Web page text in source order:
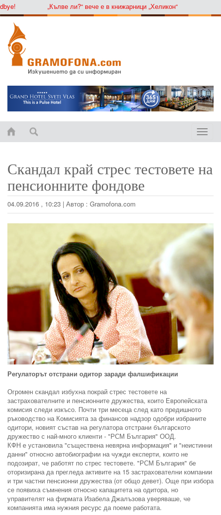
„Кълве ли?“ вече е в книжарници „Хеликон“
Toggle
Скандал край стрес тестовете на
пенсионните фондове
04.09.2016 , 10:23 | Автор : Gramofona.com
Регулаторът отстрани одитор заради фалшификации
Огромен скандал избухна покрай стрес тестовете на
застрахователните и пенсионните дружества, които Европейската
комисия следи изкъсо. Почти три месеца след като предишното
ръководство на Комисията за финансов надзор одобри избраните
одитори, новият състав на регулатора отстрани българското
дружество с най-много клиенти - "РСМ България" ООД.
КФН е установила "съществена невярна информация" и "неистинни
данни" относно автобиографии на чужди експерти, които не
подозират, че работят по стрес тестовете. "РСМ България" бе
оторизирана да прегледа активите на 15 застрахователни компании
и три частни пенсионни дружества (от общо девет). Още при избора
се появиха съмнения относно капацитета на одитора, но
управителят на фирмата Изабела Джалъзова уверяваше, че
компанията има нужния ресурс да поеме работата.